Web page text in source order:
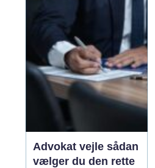
hvordan vurd...
Advokat vejle sådan
vælger du den rette